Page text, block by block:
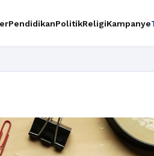
PendidikanPolitikReligiKampanye